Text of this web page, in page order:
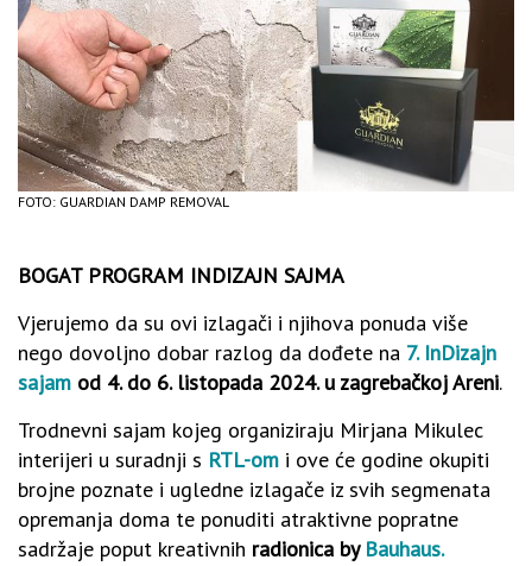
FOTO: GUARDIAN DAMP REMOVAL
BOGAT PROGRAM INDIZAJN SAJMA
Vjerujemo da su ovi izlagači i njihova ponuda više
nego dovoljno dobar razlog da dođete na 7. InDizajn
sajam od 4. do 6. listopada 2024. u zagrebačkoj Areni.
Trodnevni sajam kojeg organiziraju Mirjana Mikulec
interijeri u suradnji s RTL-om i ove će godine okupiti
brojne poznate i ugledne izlagače iz svih segmenata
opremanja doma te ponuditi atraktivne popratne
sadržaje poput kreativnih radionica by Bauhaus.